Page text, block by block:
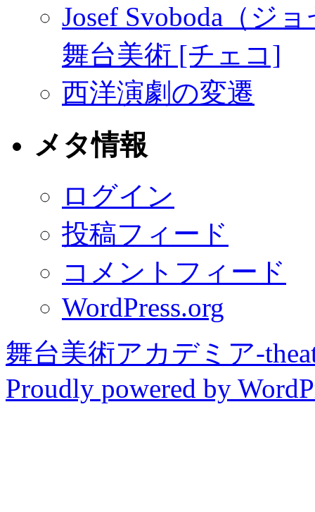
Josef Svoboda（ジ
舞台美術 [チェコ]
西洋演劇の変遷
メタ情報
ログイン
投稿フィード
コメントフィード
WordPress.org
舞台美術アカデミア-
Proudly powered by